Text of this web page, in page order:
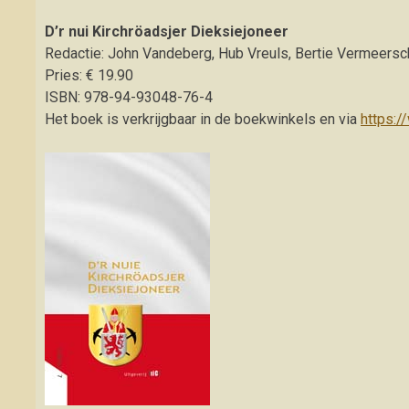
D’r nui Kirchröadsjer Dieksiejoneer
Redactie: John Vandeberg, Hub Vreuls, Bertie
Pries: € 19.90
ISBN: 978-94-93048-76-4
Het boek is verkrijgbaar in de boekwinkels en via https://